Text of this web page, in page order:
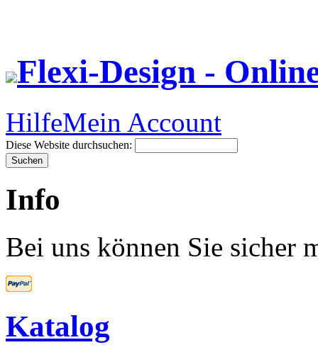
Flexi-Design -
HilfeMein Account
Diese Website durchsuchen:
Info
Bei uns können Sie sicher
Katalog